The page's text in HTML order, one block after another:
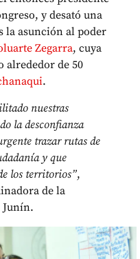
y desató una
la asunción al poder
Zegarra, cuya
alrededor de 50
.
nuestras
la desconfianza
trazar rutas de
y que
los territorios”,
de la
Junín.